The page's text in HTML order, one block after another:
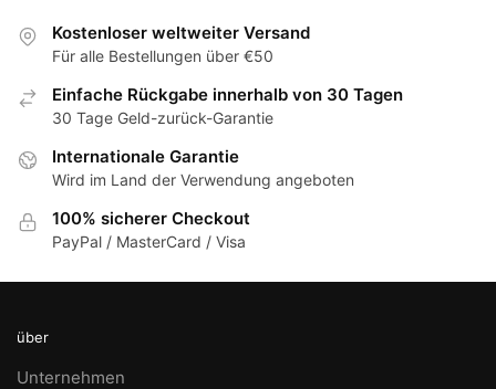
Kostenloser weltweiter Versand
Für alle Bestellungen über €50
Einfache Rückgabe innerhalb von 30 Tagen
30 Tage Geld-zurück-Garantie
Internationale Garantie
Wird im Land der Verwendung angeboten
100% sicherer Checkout
PayPal / MasterCard / Visa
über
Unternehmen